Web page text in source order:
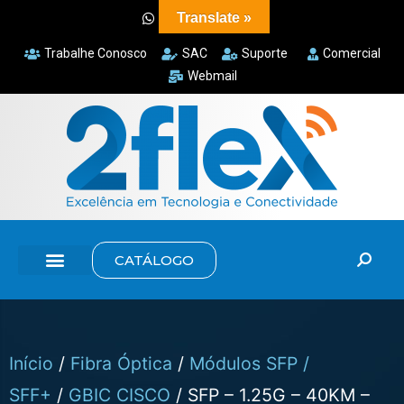
Trabalhe Conosco SAC Suporte
Comercial
Webmail
CATÁLOGO
Início / Fibra Óptica / Módulos SFP /
SFF+ / GBIC CISCO / SFP – 1.25G – 40KM –
Translate »